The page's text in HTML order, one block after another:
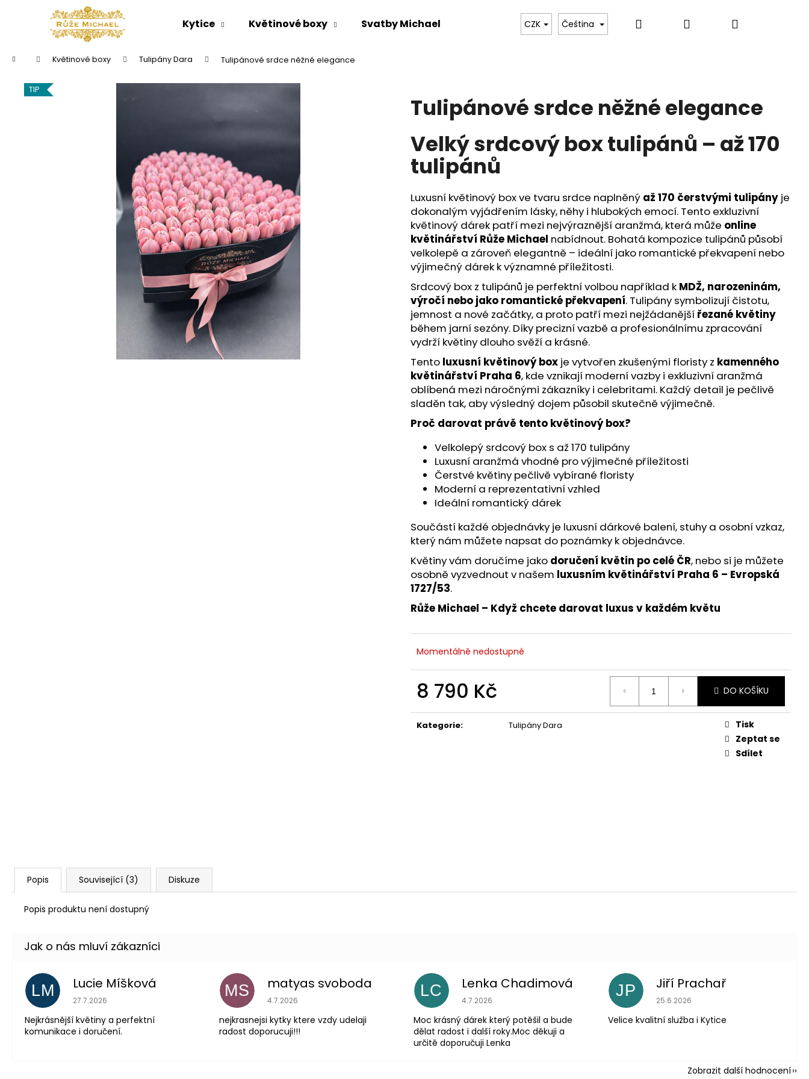
Kytice Květinové boxy Svatby Michael Zážitky na míru Tulipány Dara Květinové kurzy – Umění
CZK Čeština Hledat PřihlášeníNákupní
Domů Květinové boxy Tulipány Dara Tulipánové srdce něžné elegance
Tulipánové srdce něžné elegance
Velký srdcový box tulipánů – až 170
tulipánů
Luxusní květinový box ve tvaru srdce naplněný až 170 čerstvými tulipány je
dokonalým vyjádřením lásky, něhy i hlubokých emocí. Tento exkluzivní
květinový dárek patří mezi nejvýraznější aranžmá, která může online
květinářství Růže Michael nabídnout. Bohatá kompozice tulipánů působí
velkolepě a zároveň elegantně – ideální jako romantické překvapení nebo
výjimečný dárek k významné příležitosti.
Srdcový box z tulipánů je perfektní volbou například k MDŽ, narozeninám,
výročí nebo jako romantické překvapení. Tulipány symbolizují čistotu,
jemnost a nové začátky, a proto patří mezi nejžádanější řezané květiny
během jarní sezóny. Díky precizní vazbě a profesionálnímu zpracování
vydrží květiny dlouho svěží a krásné.
Tento luxusní květinový box je vytvořen zkušenými floristy z kamenného
květinářství Praha 6, kde vznikají moderní vazby i exkluzivní aranžmá
oblíbená mezi náročnými zákazníky i celebritami. Každý detail je pečlivě
sladěn tak, aby výsledný dojem působil skutečně výjimečně.
Proč darovat právě tento květinový box?
Velkolepý srdcový box s až 170 tulipány
Luxusní aranžmá vhodné pro výjimečné příležitosti
Čerstvé květiny pečlivě vybírané floristy
Moderní a reprezentativní vzhled
Ideální romantický dárek
Součástí každé objednávky je luxusní dárkové balení, stuhy a osobní vzkaz,
který nám můžete napsat do poznámky k objednávce.
Květiny vám doručíme jako doručení květin po celé ČR, nebo si je můžete
osobně vyzvednout v našem luxusním květinářství Praha 6 – Evropská
1727/53.
Růže Michael – Když chcete darovat luxus v každém květu
Momentálně nedostupné
8 790 Kč
cena:
DO KOŠÍKU
Kategorie: Tulipány Dara
Tisk
Zeptat se
Sdílet
TIP
Popis Související (3) Diskuze
Popis produktu není dostupný
LM Lucie Míšková
Hodnocení obchodu je 5 z 5 hvězdiček.
27.7.2026
Nejkrásnější květiny a perfektní
komunikace i doručení.
MS matyas svoboda
Hodnocení obchodu je 5 z 5 hvězdiček.
4.7.2026
nejkrasnejsi kytky ktere vzdy udelaji
radost doporucuji!!!
LC Lenka Chadimová
Hodnocení obchodu je 5 z 5 hvězdiček.
4.7.2026
Moc krásný dárek který potěšil a bude
dělat radost i další roky.Moc děkuji a
určitě doporučuji Lenka
JP Jiří Prachař
Hodnocení obchodu je 5 z 5
25.6.2026
Velice kvalitní služba i Kytice
Zobrazit další hodnocení
Zpět
obchodu
Zpět
obchodu
Co potřebujete najít?
HLEDAT